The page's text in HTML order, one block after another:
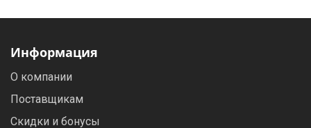
Информация
О компании
Поставщикам
Скидки и бонусы